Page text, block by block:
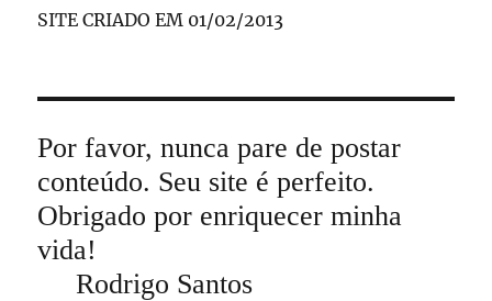
SITE CRIADO EM 01/02/2013
Por favor, nunca pare de postar
conteúdo. Seu site é perfeito.
Obrigado por enriquecer minha
vida!
Rodrigo Santos